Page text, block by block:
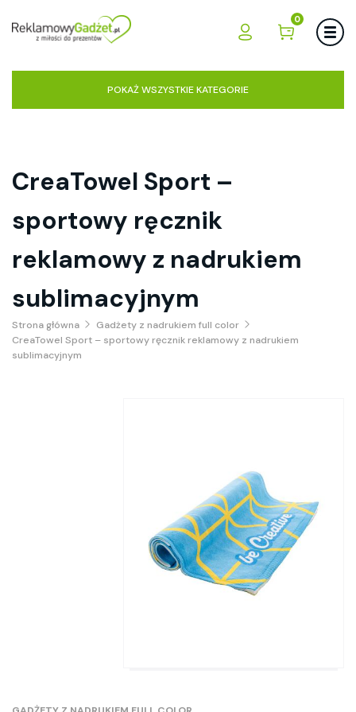
0
POKAŻ WSZYSTKIE KATEGORIE
CreaTowel Sport –
sportowy ręcznik
reklamowy z nadrukiem
sublimacyjnym
Strona główna
Gadżety z nadrukiem full color
CreaTowel Sport – sportowy ręcznik reklamowy z nadrukiem
sublimacyjnym